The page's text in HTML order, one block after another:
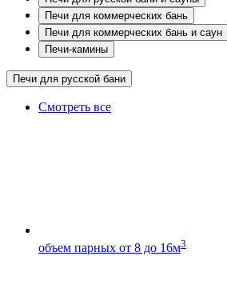
Печи для коммерческих бань
Печи для коммерческих бань и саун
Печи-камины
Печи для русской бани
Смотреть все
объем парных от 8 до 16м3